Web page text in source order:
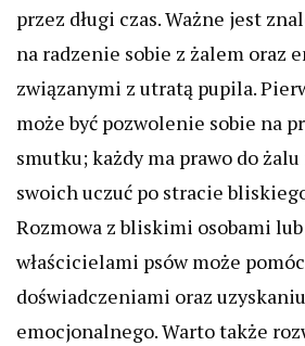
przez długi czas. Ważne jest
na radzenie sobie z żalem oraz
związanymi z utratą pupila.
może być pozwolenie sobie na
smutku; każdy ma prawo do
swoich uczuć po stracie
Rozmowa z bliskimi osobami
właścicielami psów może
doświadczeniami oraz
emocjonalnego. Warto także